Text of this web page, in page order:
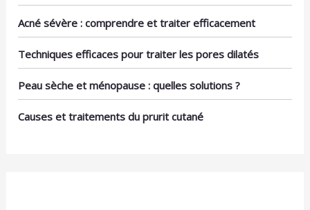
Acné sévère : comprendre et traiter efficacement
Techniques efficaces pour traiter les pores dilatés
Peau sèche et ménopause : quelles solutions ?
Causes et traitements du prurit cutané